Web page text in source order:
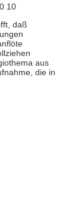
10
daß
aus
die in